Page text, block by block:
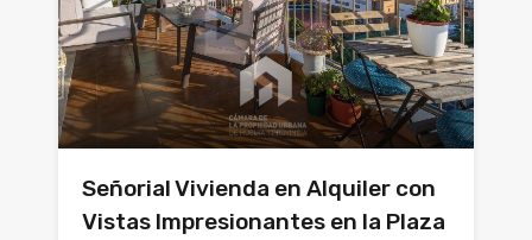
Señorial Vivienda en Alquiler con
Vistas Impresionantes en la Plaza